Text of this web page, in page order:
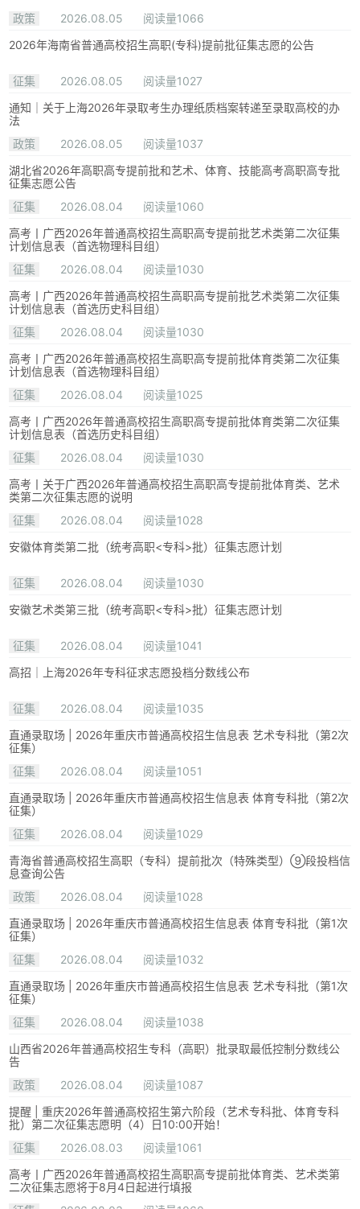
政策 2026.08.05
阅读量1066
2026年海南省普通高校招生高职(专科)提前批征集志愿的公告
征集 2026.08.05
阅读量1027
通知｜关于上海2026年录取考生办理纸质档案转递至录取高校的办
法
政策
2026.08.05
阅读量1037
湖北省2026年高职高专提前批和艺术、体育、技能高考高职高专批
征集志愿公告
征集
2026.08.04
阅读量1060
高考丨广西2026年普通高校招生高职高专提前批艺术类第二次征集
计划信息表（首选物理科目组）
征集
2026.08.04
阅读量1030
高考丨广西2026年普通高校招生高职高专提前批艺术类第二次征集
计划信息表（首选历史科目组）
征集
2026.08.04
阅读量1030
高考丨广西2026年普通高校招生高职高专提前批体育类第二次征集
计划信息表（首选物理科目组）
征集
2026.08.04
阅读量1025
高考丨广西2026年普通高校招生高职高专提前批体育类第二次征集
计划信息表（首选历史科目组）
征集
2026.08.04
阅读量1030
高考丨关于广西2026年普通高校招生高职高专提前批体育类、艺术
类第二次征集志愿的说明
征集
2026.08.04
阅读量1028
安徽体育类第二批（统考高职<专科>批）征集志愿计划
征集 2026.08.04
阅读量1030
安徽艺术类第三批（统考高职<专科>批）征集志愿计划
征集 2026.08.04
阅读量1041
高招｜上海2026年专科征求志愿投档分数线公布
征集 2026.08.04
阅读量1035
直通录取场 | 2026年重庆市普通高校招生信息表 艺术专科批（第2次
征集）
征集
2026.08.04
阅读量1051
直通录取场 | 2026年重庆市普通高校招生信息表 体育专科批（第2次
征集）
征集
2026.08.04
阅读量1029
青海省普通高校招生高职（专科）提前批次（特殊类型）⑨段投档信
息查询公告
政策
2026.08.04
阅读量1028
直通录取场 | 2026年重庆市普通高校招生信息表 体育专科批（第1次
征集）
征集
2026.08.04
阅读量1032
直通录取场 | 2026年重庆市普通高校招生信息表 艺术专科批（第1次
征集）
征集
2026.08.04
阅读量1038
山西省2026年普通高校招生专科（高职）批录取最低控制分数线公
告
政策
2026.08.04
阅读量1087
提醒 | 重庆2026年普通高校招生第六阶段（艺术专科批、体育专科
批）第二次征集志愿明（4）日10:00开始！
征集
2026.08.03
阅读量1061
高考丨广西2026年普通高校招生高职高专提前批体育类、艺术类第
二次征集志愿将于8月4日起进行填报